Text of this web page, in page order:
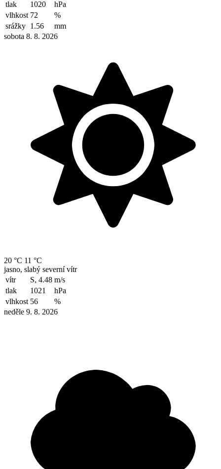
tlak 1020
hPa
vlhkost 72
%
srážky 1.56
mm
sobota 8. 8. 2026
20 °C 11 °C
jasno, slabý severní vítr
vítr
S, 4.48 m/s
tlak
1021
hPa
vlhkost 56
%
neděle 9. 8. 2026